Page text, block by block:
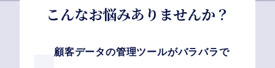
こんなお悩みありませんか？
顧客データの管理ツールがバラバラで